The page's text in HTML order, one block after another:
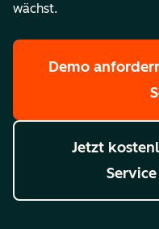
wächst.
Demo
Jetzt